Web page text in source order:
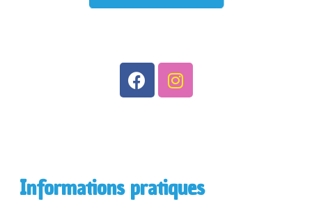
Informations pratiques